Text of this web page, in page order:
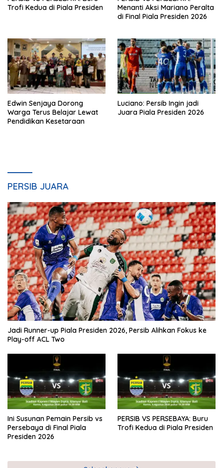
Trofi Kedua di Piala Presiden
Menanti Aksi Mariano Peralta
di Final Piala Presiden 2026
Edwin Senjaya Dorong
Warga Terus Belajar Lewat
Pendidikan Kesetaraan
Luciano: Persib Ingin jadi
Juara Piala Presiden 2026
PERSIB JUARA
Jadi Runner-up Piala Presiden 2026, Persib Alihkan Fokus ke
Play-off ACL Two
Ini Susunan Pemain Persib vs
Persebaya di Final Piala
Presiden 2026
PERSIB VS PERSEBAYA: Buru
Trofi Kedua di Piala Presiden